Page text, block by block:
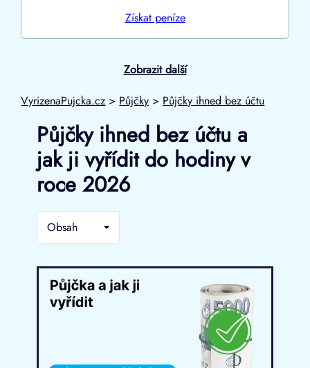
Získatpeníze
Zobrazit další
VyrizenaPujcka.cz > Půjčky > Půjčky ihned bez účtu
Půjčky ihned bez účtu a
jak ji vyřídit do hodiny v
roce 2026
Obsah